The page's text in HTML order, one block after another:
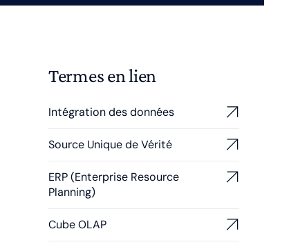
Termes en lien
Intégration des données
Source Unique de Vérité
ERP (Enterprise Resource
Planning)
Cube OLAP